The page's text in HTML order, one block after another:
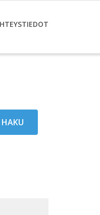
HAKU